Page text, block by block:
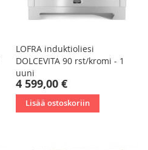
LOFRA induktioliesi
DOLCEVITA 90 rst/kromi - 1
uuni
4 599,00 €
Lisää ostoskoriin